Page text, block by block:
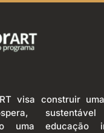
visa construir
uma educação